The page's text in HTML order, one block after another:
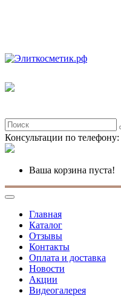
Консультации по телефону:
Ваша корзина пуста!
Главная
Каталог
Отзывы
Контакты
Оплата и доставка
Новости
Акции
Видеогалерея